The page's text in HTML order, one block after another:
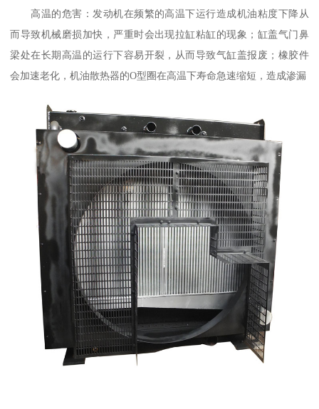
高温的危害：发动机在频繁的高温下运行造成机油粘度下降从
而导致机械磨损加快，严重时会出现拉缸粘缸的现象；缸盖气门鼻
梁处在长期高温的运行下容易开裂，从而导致气缸盖报废；橡胶件
会加速老化，机油散热器的O型圈在高温下寿命急速缩短，造成渗漏